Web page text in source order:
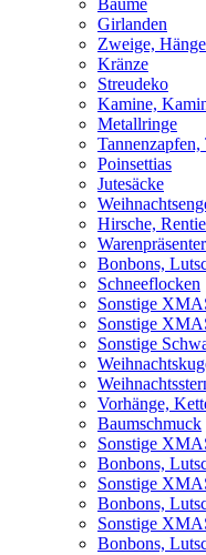
Girlanden
Zweige,
Kränze
Streudeko
Kamine,
Metallringe
Poinsettias
Jutesäcke
Hirsche,
Warenpräsenter
Bonbons,
Schneeflocken
Sonstige
Sonstige
Sonstige
Vorhänge,
Baumschmuck
Sonstige
Bonbons,
Sonstige
Bonbons,
Sonstige
Bonbons,